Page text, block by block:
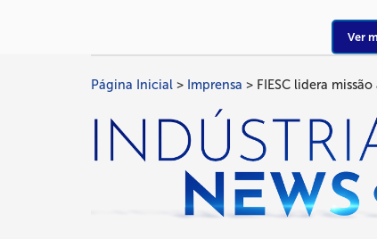
Ver
Trilha
de
navegação
Página Inicial Imprensa FIESC lidera